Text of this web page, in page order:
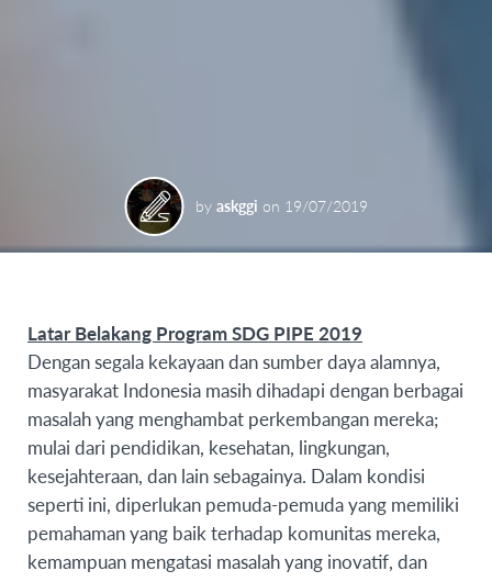
by askggi on 19/07/2019
Latar Belakang Program SDG PIPE 2019
Dengan segala kekayaan dan sumber daya alamnya,
masyarakat Indonesia masih dihadapi dengan berbagai
masalah yang menghambat perkembangan mereka;
mulai dari pendidikan, kesehatan, lingkungan,
kesejahteraan, dan lain sebagainya. Dalam kondisi
seperti ini, diperlukan pemuda-pemuda yang memiliki
pemahaman yang baik terhadap komunitas mereka,
kemampuan mengatasi masalah yang inovatif, dan